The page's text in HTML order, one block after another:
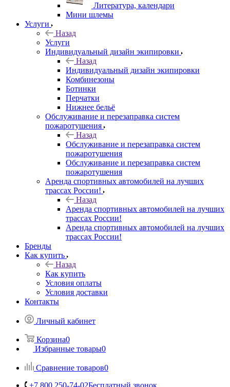
Литература, календари
Мини шлемы
Услуги
Назад
Услуги
Индивидуальный дизайн экипировки
Назад
Индивидуальный дизайн экипировки
Комбинезоны
Ботинки
Перчатки
Нижнее бельё
Обслуживание и перезаправка систем
пожаротушения
Назад
Обслуживание и перезаправка систем
пожаротушения
Обслуживание и перезаправка систем
пожаротушения
Аренда спортивных автомобилей на лучших
трассах России!
Назад
Аренда спортивных автомобилей на лучших
трассах России!
Аренда спортивных автомобилей на лучших
трассах России!
Бренды
Как купить
Назад
Как купить
Условия оплаты
Условия доставки
Контакты
Личный кабинет
Корзина0
Избранные товары0
Сравнение товаров0
+7 800 250-74-02Бесплатный звонок